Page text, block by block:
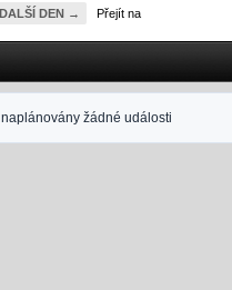
DALŠÍ DEN → Přejít na
žádné události